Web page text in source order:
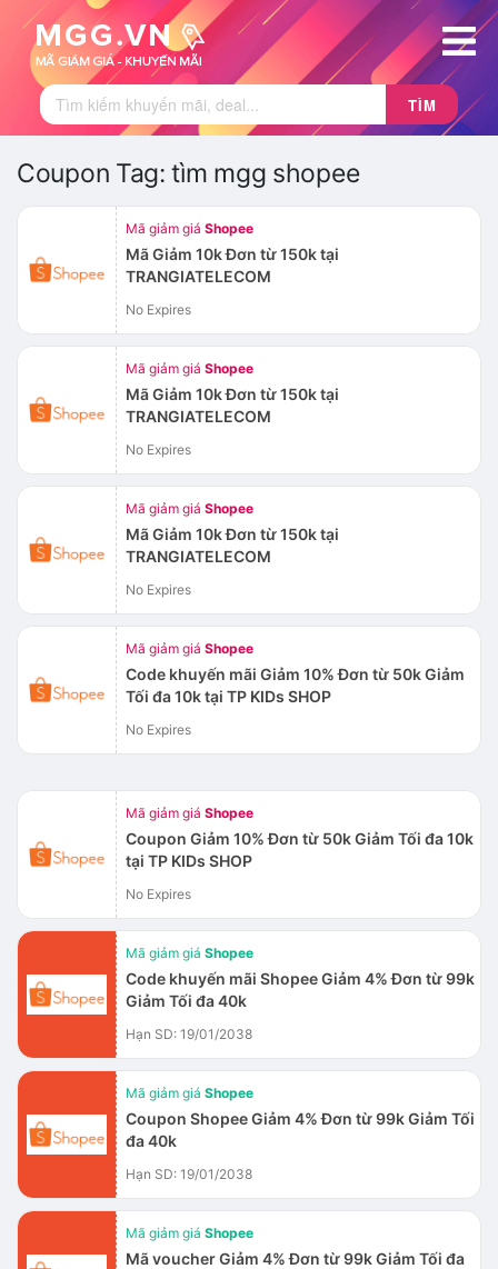
TÌM
Coupon Tag:tìm mgg shopee
Mã giảm giá Shopee
Mã Giảm 10k Đơn từ 150k tại
TRANGIATELECOM
No Expires
Mã giảm giá Shopee
Mã Giảm 10k Đơn từ 150k tại
TRANGIATELECOM
No Expires
Mã giảm giá Shopee
Mã Giảm 10k Đơn từ 150k tại
TRANGIATELECOM
No Expires
Mã giảm giá Shopee
Code khuyến mãi Giảm 10% Đơn từ 50k Giảm
Tối đa 10k tại TP KIDs SHOP
No Expires
Mã giảm giá Shopee
Coupon Giảm 10% Đơn từ 50k Giảm Tối đa 10k
tại TP KIDs SHOP
No Expires
Mã giảm giá Shopee
Code khuyến mãi Shopee Giảm 4% Đơn từ 99k
Giảm Tối đa 40k
Hạn SD: 19/01/2038
Mã giảm giá Shopee
Coupon Shopee Giảm 4% Đơn từ 99k Giảm Tối
đa 40k
Hạn SD: 19/01/2038
Mã giảm giá Shopee
Mã voucher Giảm 4% Đơn từ 99k Giảm Tối đa